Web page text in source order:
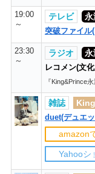
19:00
～
テレビ 永
突破ファイル
23:30
～
ラジオ 永
レコメン(文
『King&Prince
雑誌
duet(デュエ
amazon
Yahooシ